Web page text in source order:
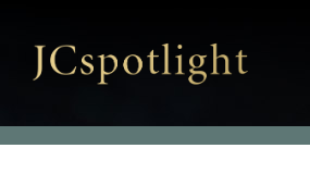
content